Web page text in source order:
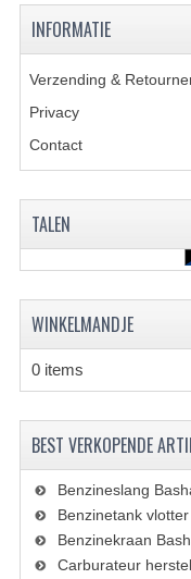
INFORMATIE
Verzending &
Privacy
Contact
TALEN
WINKELMANDJE
0 items
BEST VERKOPENDE
Benzineslang
Benzinetank
Benzinekraan
Carburateur